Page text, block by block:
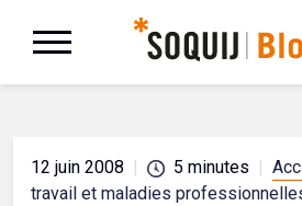
12 juin 2008 5 minutes
travail et maladies